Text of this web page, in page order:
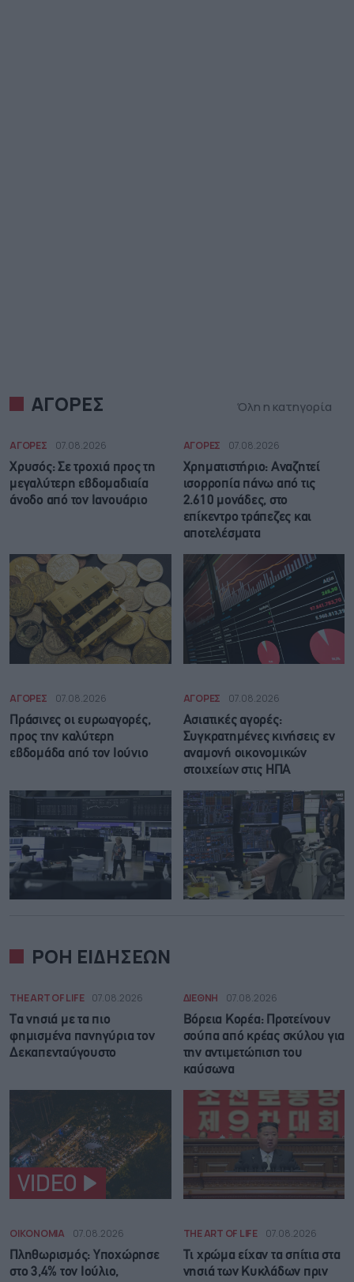
ΑΓΟΡΕΣ Όλη η κατηγορία
ΑΓΟΡΕΣ 07.08.2026
Χρυσός: Σε τροχιά προς τη
μεγαλύτερη εβδομαδιαία
άνοδο από τον Ιανουάριο
ΑΓΟΡΕΣ 07.08.2026
Χρηματιστήριο: Αναζητεί
ισορροπία πάνω από τις
2.610 μονάδες, στο
επίκεντρο τράπεζες και
αποτελέσματα
ΑΓΟΡΕΣ 07.08.2026
Πράσινες οι ευρωαγορές,
προς την καλύτερη
εβδομάδα από τον Ιούνιο
ΑΓΟΡΕΣ 07.08.2026
Ασιατικές αγορές:
Συγκρατημένες κινήσεις εν
αναμονή οικονομικών
στοιχείων στις ΗΠΑ
ΡΟΗ ΕΙΔΗΣΕΩΝ
THE ART OF LIFE 07.08.2026
Τα νησιά με τα πιο
φημισμένα πανηγύρια τον
Δεκαπενταύγουστο
VIDEO
ΔΙΕΘΝΗ 07.08.2026
Βόρεια Κορέα: Προτείνουν
σούπα από κρέας σκύλου για
την αντιμετώπιση του
καύσωνα
ΟΙΚΟΝΟΜΙΑ 07.08.2026
Πληθωρισμός: Υποχώρησε
στο 3,4% τον Ιούλιο,
THE ART OF LIFE 07.08.2026
Τι χρώμα είχαν τα σπίτια στα
νησιά των Κυκλάδων πριν